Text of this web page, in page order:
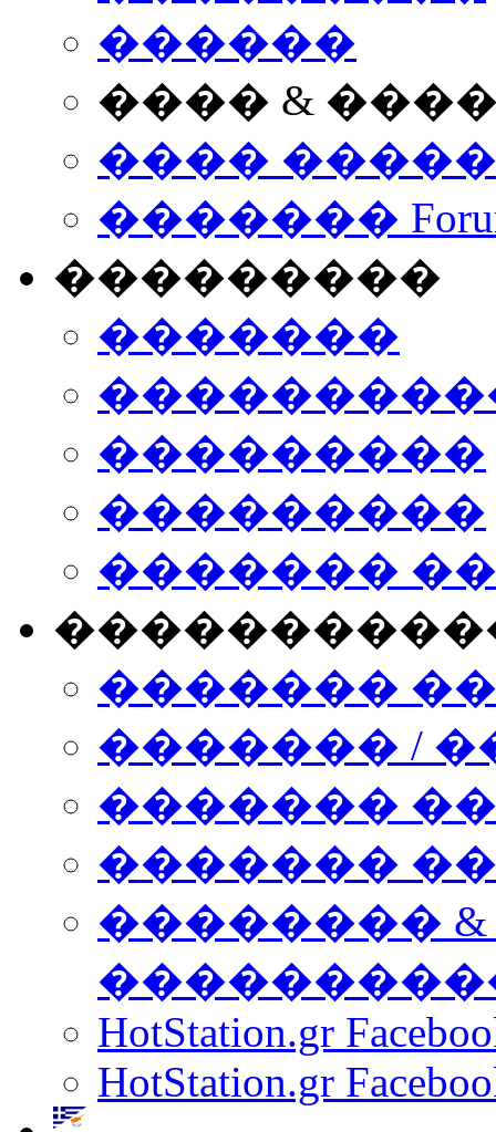
������
���� &
����
�������
���������
�������
���������
���������
�������
�������
������� /
�������
������� ���
��������
HotStation.gr
HotStation.gr